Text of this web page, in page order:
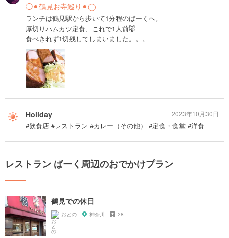
◯⚫︎鶴見お寺巡り⚫︎◯
ランチは鶴見駅から歩いて1分程のばーくへ。
厚切りハムカツ定食、これで1人前🐷
食べきれず1切残してしまいました。。。
Holiday
#飲食店 #レストラン #カレー（その他） #定食・食堂 #洋食
2023年10月30日
レストラン ばーく周辺のおでかけプラン
鶴見での休日
おとの 神奈川 28